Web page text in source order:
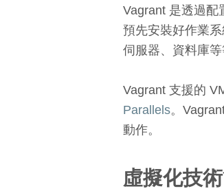
Vagrant 是透過配
預先安裝好作業
伺服器、資料庫
Vagrant 支援的
Parallels。
動作。
虛擬化技